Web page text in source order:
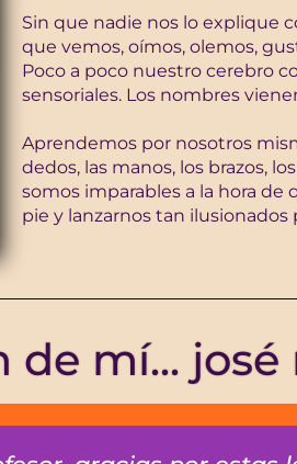
Sin que nadie nos lo explique
que vemos, oímos, olemos,
Poco a poco nuestro cerebro
sensoriales. Los nombres
Aprendemos por nosotros
dedos, las manos, los brazos,
somos imparables a la hora
pie y lanzarnos tan ilusionados
mí...